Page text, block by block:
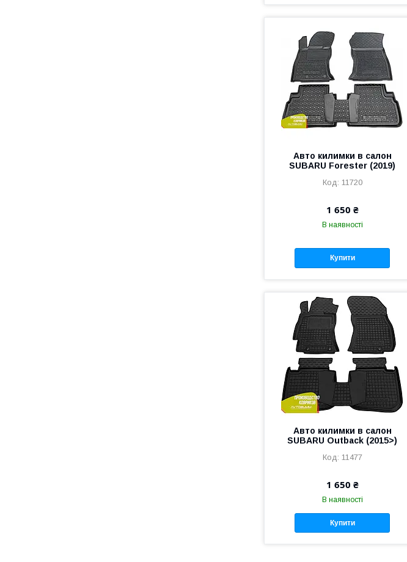
Авто килимки в салон
SUBARU Forester (2019)
11720
1 650 ₴
В наявності
Купити
Авто килимки в салон
SUBARU Outback (2015>)
11477
1 650 ₴
В наявності
Купити